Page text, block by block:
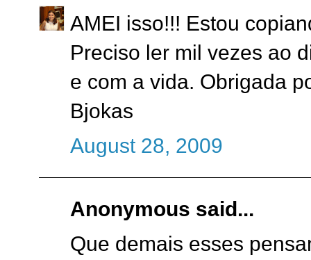
AMEI isso!!! Estou
Preciso ler mil vezes ao
e com a vida. Obrigada
Bjokas
August 28, 2009
Anonymous said...
Que demais esses